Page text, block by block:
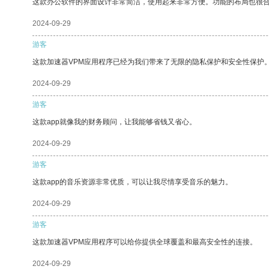
这款办公软件的界面设计非常简洁，使用起来非常方便。功能的布局也很
2024-09-29
游客
这款加速器VPM应用程序已经为我们带来了无限的隐私保护和安全性保护。
2024-09-29
游客
这款app就像我的财务顾问，让我能够省钱又省心。
2024-09-29
游客
这款app的音乐资源非常优质，可以让我尽情享受音乐的魅力。
2024-09-29
游客
这款加速器VPM应用程序可以给你提供全球覆盖和最高安全性的连接。
2024-09-29